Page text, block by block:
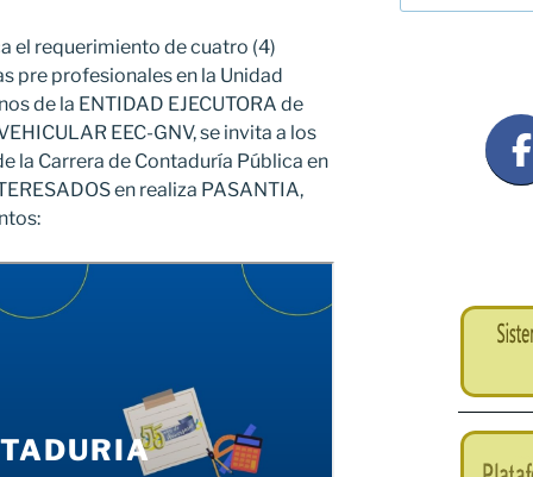
el requerimiento de cuatro (4)
pre profesionales en la Unidad
de la ENTIDAD EJECUTORA de
EEC-GNV, se invita a los
la Carrera de Contaduría Pública en
en realiza PASANTIA,